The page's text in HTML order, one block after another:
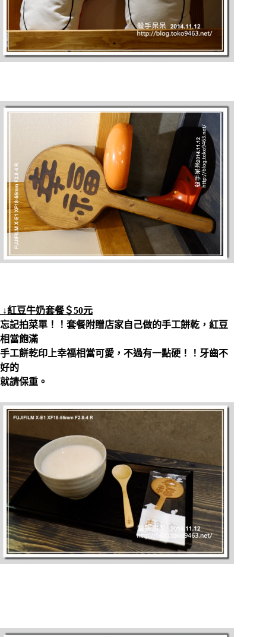
↓紅豆牛奶套餐＄50元
忘記拍菜單！！套餐附贈店家自己做的手工餅乾，紅豆
相當飽滿
手工餅乾印上幸福相當可愛，不過有一點硬！！牙齒不
好的
就請保重。